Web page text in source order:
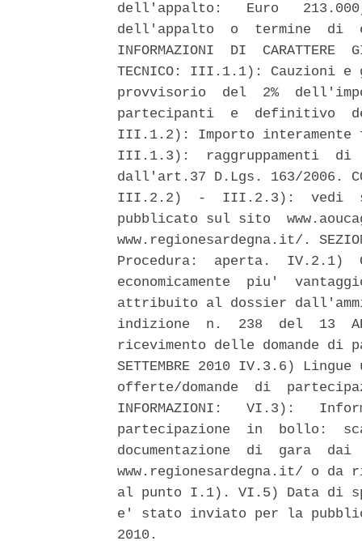
dell'appalto:   Euro
dell'appalto  o  termine  di
INFORMAZIONI  DI  CARATTERE
TECNICO: III.1.1): Cauzioni
provvisorio  del  2%
partecipanti  e  definitivo
III.1.2): Importo
III.1.3):  raggruppamenti  di
dall'art.37 D.Lgs. 163/2006.
III.2.2)  -  III.2.3):  vedi
pubblicato sul sito
www.regionesardegna.it/.
Procedura:  aperta.
economicamente  piu'
attribuito al dossier
indizione  n.  238  del  13
ricevimento delle domande
SETTEMBRE 2010 IV.3.6)
offerte/domande  di
INFORMAZIONI:   VI.3):
partecipazione  in  bollo:
documentazione  di  gara
www.regionesardegna.it/ o
al punto I.1). VI.5) Data di
e' stato inviato per la
2010.